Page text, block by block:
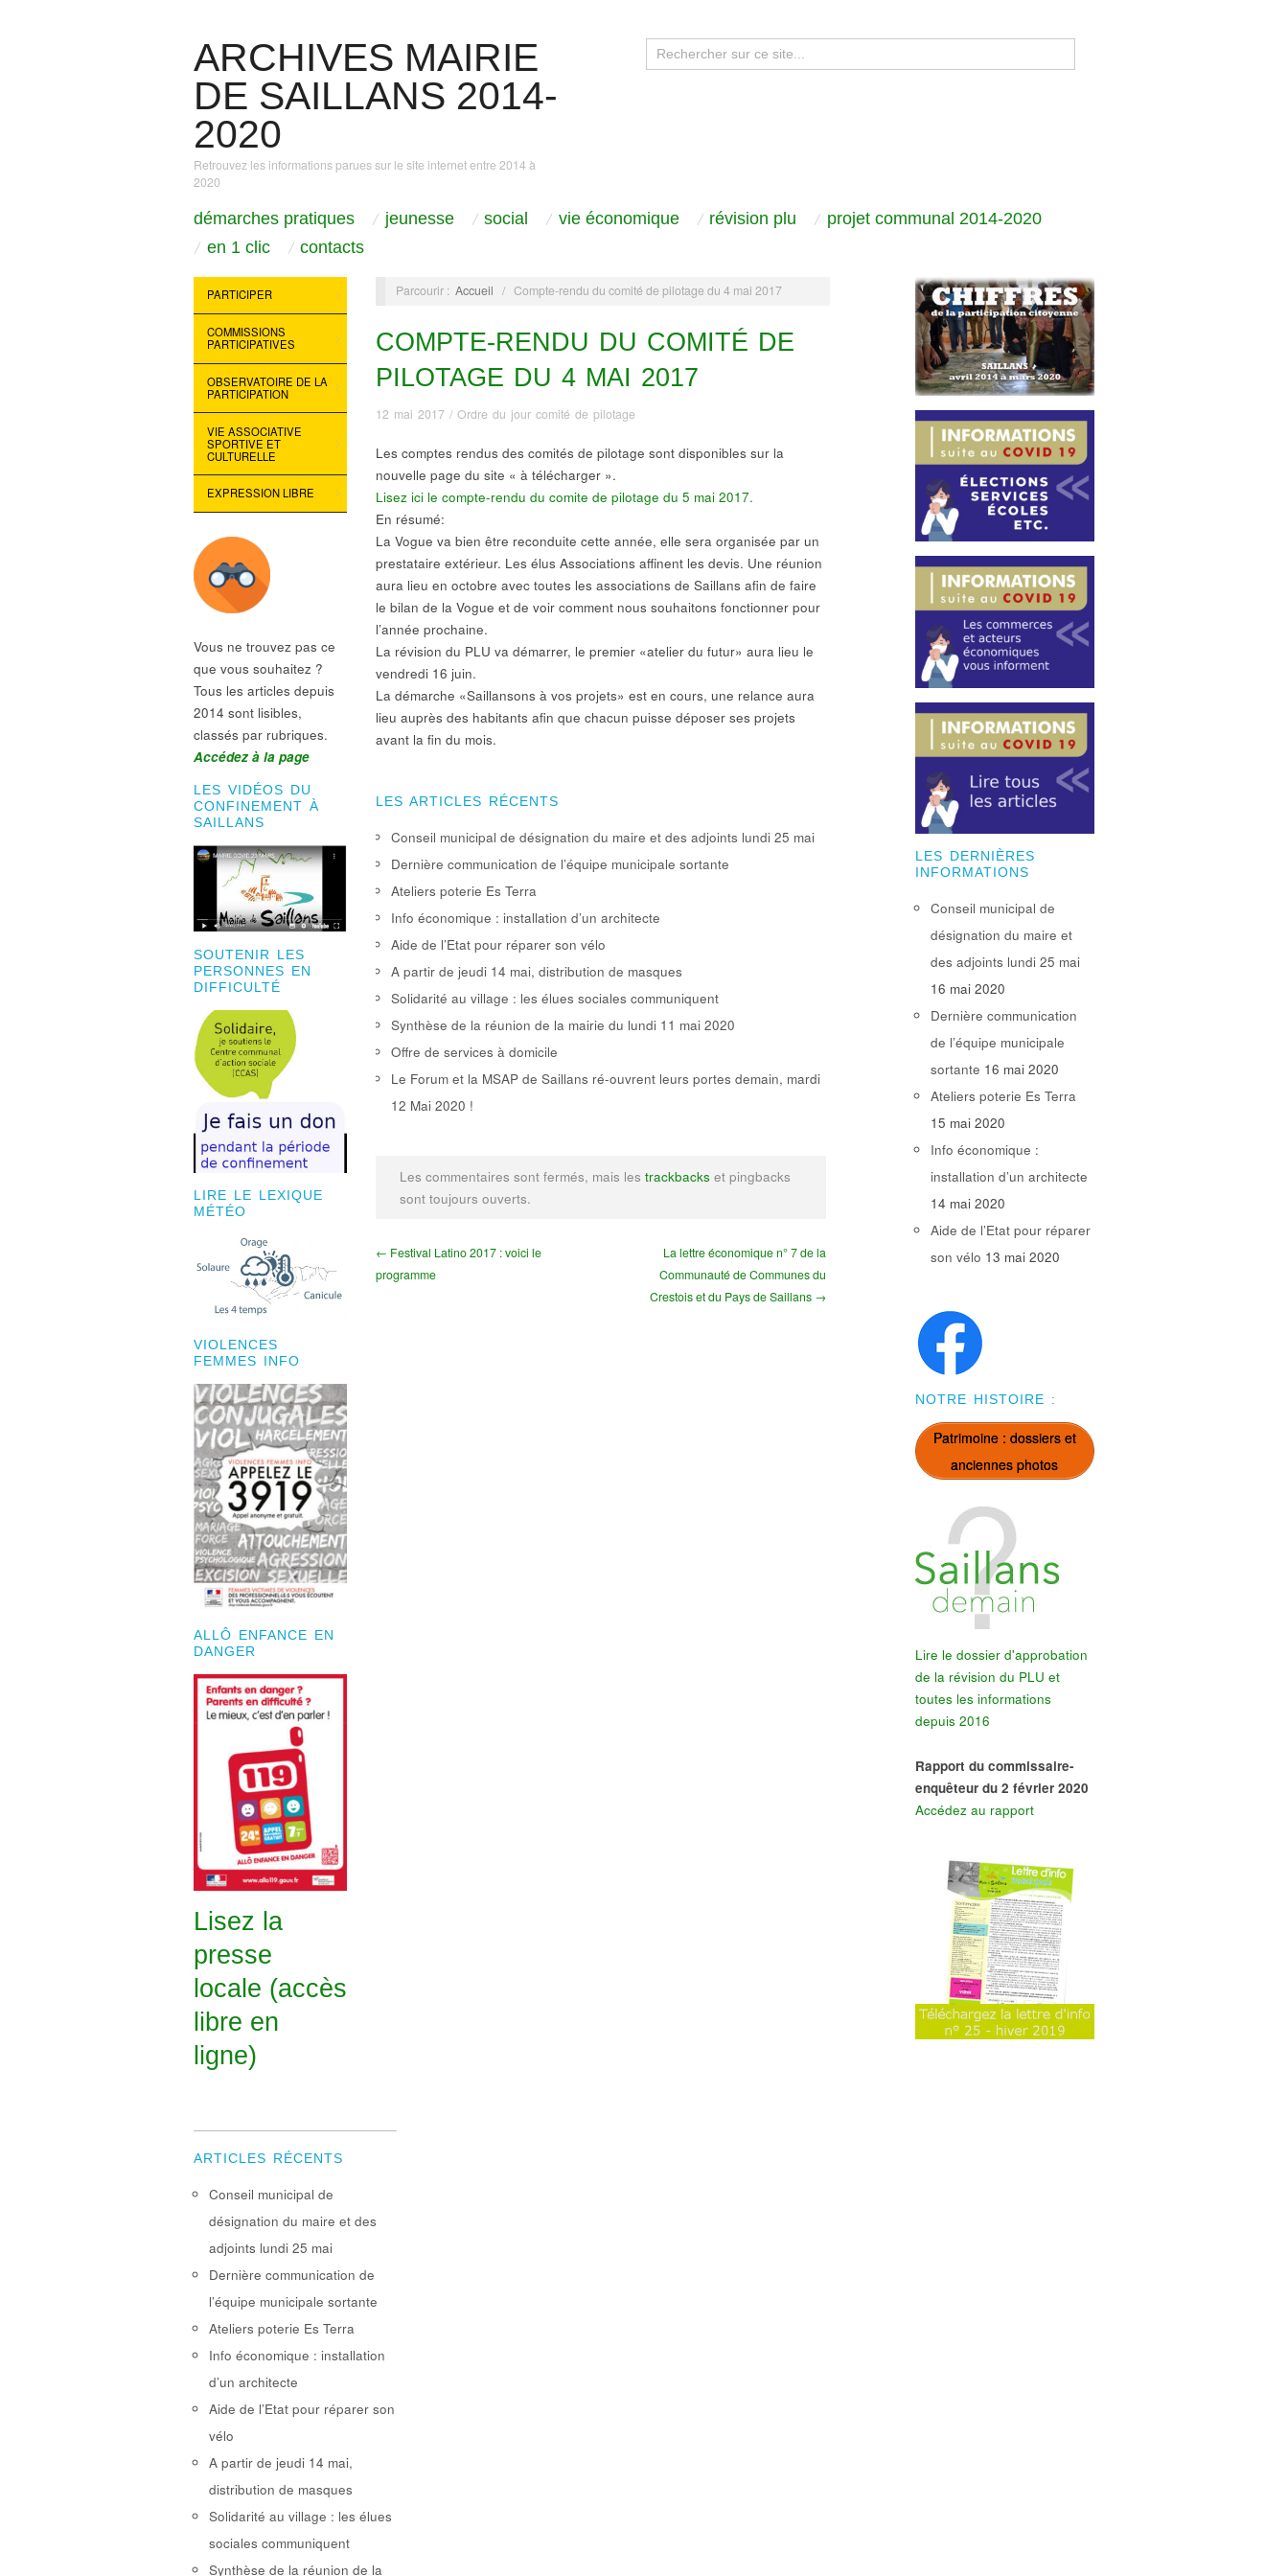
ARCHIVES MAIRIE
DE SAILLANS 2014-
2020
Retrouvez les informations parues sur le site internet entre 2014 à
2020
démarches pratiques jeunesse social vie économique révision plu
projet communal 2014-2020
en 1 clic
contacts
PARTICIPER
COMMISSIONS
PARTICIPATIVES
OBSERVATOIRE DE LA
PARTICIPATION
VIE ASSOCIATIVE
SPORTIVE ET
CULTURELLE
EXPRESSION LIBRE
Vous ne trouvez pas ce
que vous souhaitez ?
Tous les articles depuis
2014 sont lisibles,
classés par rubriques.
Accédez à la page
LES VIDÉOS DU
CONFINEMENT À
SAILLANS
SOUTENIR LES
PERSONNES EN
DIFFICULTÉ
LIRE LE LEXIQUE
MÉTÉO
VIOLENCES
FEMMES INFO
ALLÔ ENFANCE EN
DANGER
Lisez la
presse
locale (accès
libre en
ligne)
Parcourir : Accueil / Compte-rendu du comité de pilotage du 4 mai 2017
COMPTE-RENDU DU COMITÉ DE
PILOTAGE DU 4 MAI 2017
12 mai 2017 / Ordre du jour comité de pilotage
Les comptes rendus des comités de pilotage sont disponibles sur la
nouvelle page du site « à télécharger ».
Lisez ici le compte-rendu du comite de pilotage du 5 mai 2017.
En résumé:
La Vogue va bien être reconduite cette année, elle sera organisée par un
prestataire extérieur. Les élus Associations affinent les devis. Une réunion
aura lieu en octobre avec toutes les associations de Saillans afin de faire
le bilan de la Vogue et de voir comment nous souhaitons fonctionner pour
l’année prochaine.
La révision du PLU va démarrer, le premier «atelier du futur» aura lieu le
vendredi 16 juin.
La démarche «Saillansons à vos projets» est en cours, une relance aura
lieu auprès des habitants afin que chacun puisse déposer ses projets
avant la fin du mois.
LES ARTICLES RÉCENTS
Conseil municipal de désignation du maire et des adjoints lundi 25 mai
Dernière communication de l’équipe municipale sortante
Ateliers poterie Es Terra
Info économique : installation d’un architecte
Aide de l’Etat pour réparer son vélo
A partir de jeudi 14 mai, distribution de masques
Solidarité au village : les élues sociales communiquent
Synthèse de la réunion de la mairie du lundi 11 mai 2020
Offre de services à domicile
Le Forum et la MSAP de Saillans ré-ouvrent leurs portes demain, mardi
12 Mai 2020 !
Les commentaires sont fermés, mais les trackbacks et pingbacks
sont toujours ouverts.
← Festival Latino 2017 : voici le
programme
La lettre économique n° 7 de la
Communauté de Communes du
Crestois et du Pays de Saillans →
LES DERNIÈRES
INFORMATIONS
Conseil municipal de
désignation du maire et
des adjoints lundi 25 mai
16 mai 2020
Dernière communication
de l’équipe municipale
sortante 16 mai 2020
Ateliers poterie Es Terra
15 mai 2020
Info économique :
installation d’un architecte
14 mai 2020
Aide de l’Etat pour réparer
son vélo 13 mai 2020
NOTRE HISTOIRE :
Patrimoine : dossiers et
anciennes photos
Lire le dossier d'approbation
de la révision du PLU et
toutes les informations
depuis 2016
Rapport du commissaire-
enquêteur du 2 février 2020
Accédez au rapport
ARTICLES RÉCENTS
Conseil municipal de
désignation du maire et des
adjoints lundi 25 mai
Dernière communication de
l’équipe municipale sortante
Ateliers poterie Es Terra
Info économique : installation
d’un architecte
Aide de l’Etat pour réparer son
vélo
A partir de jeudi 14 mai,
distribution de masques
Solidarité au village : les élues
sociales communiquent
Synthèse de la réunion de la